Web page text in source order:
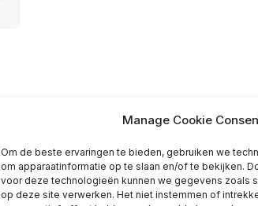
Manage Cookie
Om de beste ervaringen te bieden, gebruiken we
om apparaatinformatie op te slaan en/of te bekijken.
voor deze technologieën kunnen we gegevens zoals
op deze site verwerken. Het niet instemmen of